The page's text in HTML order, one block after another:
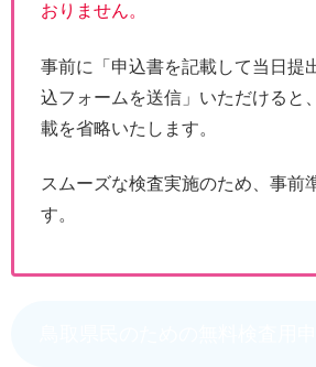
おりません。
事前に「申込書を記載して当日提
込フォームを送信」いただけると
載を省略いたします。
スムーズな検査実施のため、事前
す。